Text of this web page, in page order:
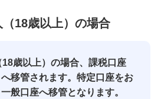
18歳以上）の場合
歳以上）の場合、課税口座
へ移管されます。特定口座をお
般口座へ移管となります。